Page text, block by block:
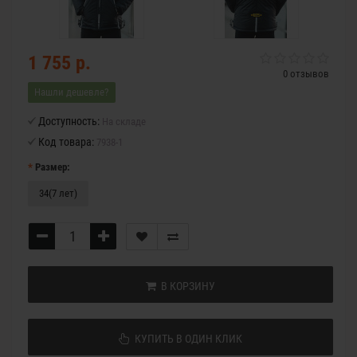
0 отзывов
1 755 р.
Нашли дешевле?
Доступность:
Код товара:
Размер:
34(7 лет)
В КОРЗИНУ
КУПИТЬ В ОДИН КЛИК